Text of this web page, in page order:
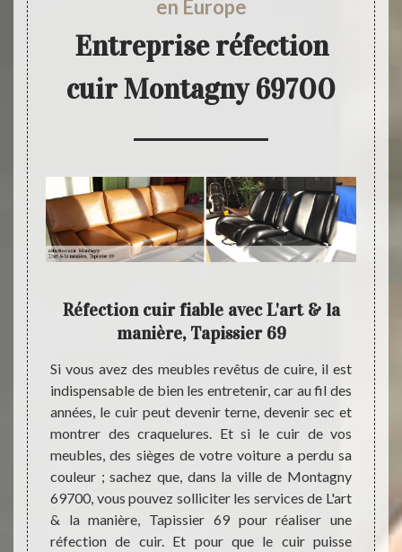
en Europe
Entreprise réfection
cuir Montagny 69700
du
pas
les
en
que,
69
en
Réfection cuir fiable avec L'art & la
manière, Tapissier 69
Si vous avez des meubles revêtus de cuire, il est
indispensable de bien les entretenir, car au fil des
années, le cuir peut devenir terne, devenir sec et
montrer des craquelures. Et si le cuir de vos
meubles, des sièges de votre voiture a perdu sa
couleur ; sachez que, dans la ville de Montagny
69700, vous pouvez solliciter les services de L'art
& la manière, Tapissier 69 pour réaliser une
réfection de cuir. Et pour que le cuir puisse
est
un
de
un